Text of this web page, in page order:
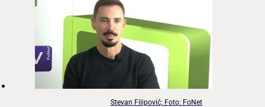
Stevan Filipović; Foto: FoNet